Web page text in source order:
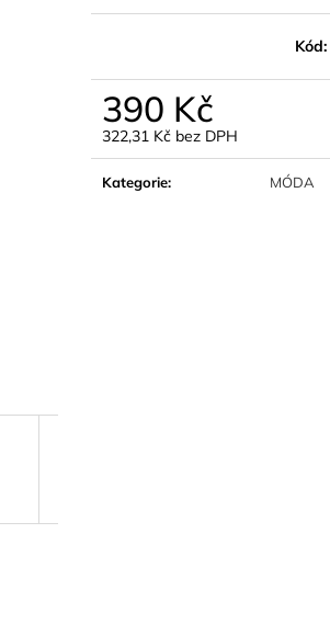
Kód:
390 Kč
322,31 Kč bez DPH
Měrná
cena:
Kategorie: MÓDA
KOLAGENEM |